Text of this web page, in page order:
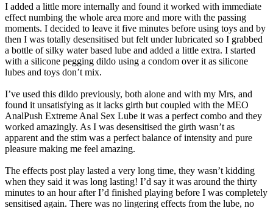
I added a little more internally and found it worked with immediate
effect numbing the whole area more and more with the passing
moments. I decided to leave it five minutes before using toys and by
then I was totally desensitised but felt under lubricated so I grabbed
a bottle of silky water based lube and added a little extra. I started
with a silicone pegging dildo using a condom over it as silicone
lubes and toys don’t mix.
I’ve used this dildo previously, both alone and with my Mrs, and
found it unsatisfying as it lacks girth but coupled with the MEO
AnalPush Extreme Anal Sex Lube it was a perfect combo and they
worked amazingly. As I was desensitised the girth wasn’t as
apparent and the stim was a perfect balance of intensity and pure
pleasure making me feel amazing.
The effects post play lasted a very long time, they wasn’t kidding
when they said it was long lasting! I’d say it was around the thirty
minutes to an hour after I’d finished playing before I was completely
sensitised again. There was no lingering effects from the lube, no